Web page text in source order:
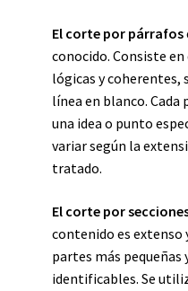
El corte por párrafos
conocido. Consiste
lógicas y coherentes,
línea en blanco.
una idea o punto
variar según la
tratado.
El corte por
contenido es extenso
partes más pequeñas
identificables. Se